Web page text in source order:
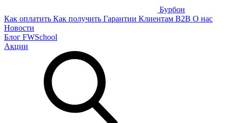
Бурбон
Как оплатить Как получить Гарантии Клиентам B2B О нас
Новости
Блог FWSchool
Акции